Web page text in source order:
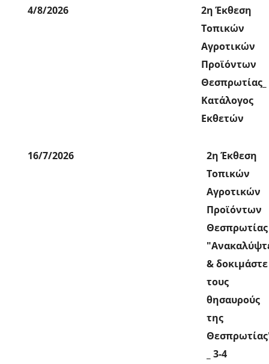
4/8/2026
2η Έκθεση
Τοπικών
Αγροτικών
Προϊόντων
Θεσπρωτίας_
Κατάλογος
Εκθετών
16/7/2026
2η Έκθεση
Τοπικών
Αγροτικών
Προϊόντων
Θεσπρωτίας
& δοκιμάστε
τους
θησαυρούς
της
_ 3-4